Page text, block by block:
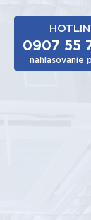
0907 55
nahlasovanie